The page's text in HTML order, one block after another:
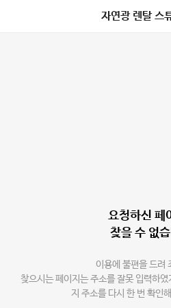
자연광 렌탈 스
요청하신 페
찾을 수 없
이용에 불편을 드려
찾으시는 페이지는 주소를 잘못 입력하
지 주소를 다시 한 번 확인